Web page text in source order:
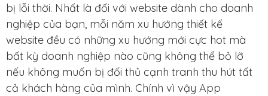
bị lỗi thời. Nhất là đối với website dành cho doanh
nghiệp của bạn, mỗi năm xu hướng thiết kế
website đều có những xu hướng mới cực hot mà
bất kỳ doanh nghiệp nào cũng không thể bỏ lỡ
nếu không muốn bị đối thủ cạnh tranh thu hút tất
cả khách hàng của mình. Chính vì vậy App